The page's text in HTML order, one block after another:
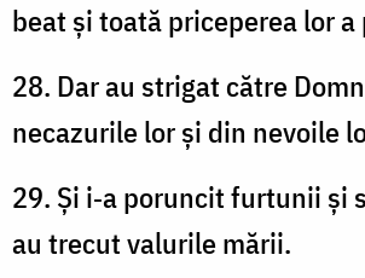
beat și toată priceperea lor
28. Dar au strigat către
necazurile lor și din nevoile
29. Și i‑a poruncit furtunii și
au trecut valurile mării.